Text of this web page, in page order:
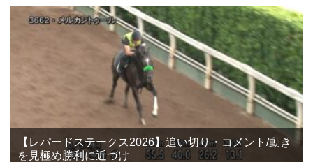
【レパードステークス2026】追い切り・コメント/動き
を見極め勝利に近づけ